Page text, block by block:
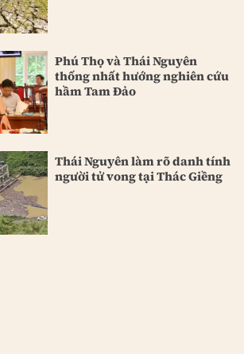
Phú Thọ và Thái Nguyên
thống nhất hướng nghiên cứu
hầm Tam Đảo
Thái Nguyên làm rõ danh tính
người tử vong tại Thác Giềng